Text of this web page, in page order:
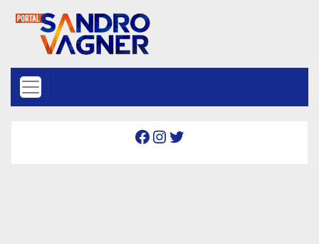
Facebook Instagram Twitter